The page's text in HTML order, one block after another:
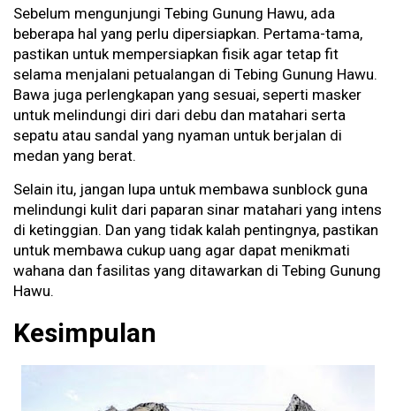
Sebelum mengunjungi Tebing Gunung Hawu, ada
beberapa hal yang perlu dipersiapkan. Pertama-tama,
pastikan untuk mempersiapkan fisik agar tetap fit
selama menjalani petualangan di Tebing Gunung Hawu.
Bawa juga perlengkapan yang sesuai, seperti masker
untuk melindungi diri dari debu dan matahari serta
sepatu atau sandal yang nyaman untuk berjalan di
medan yang berat.
Selain itu, jangan lupa untuk membawa sunblock guna
melindungi kulit dari paparan sinar matahari yang intens
di ketinggian. Dan yang tidak kalah pentingnya, pastikan
untuk membawa cukup uang agar dapat menikmati
wahana dan fasilitas yang ditawarkan di Tebing Gunung
Hawu.
Kesimpulan